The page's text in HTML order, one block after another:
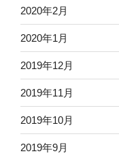
2020年2月
2020年1月
2019年12月
2019年11月
2019年10月
2019年9月